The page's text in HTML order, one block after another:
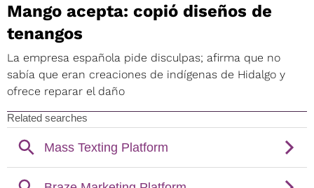
Mango acepta: copió diseños de
tenangos
La empresa española pide disculpas; afirma que no
sabía que eran creaciones de indígenas de Hidalgo y
ofrece reparar el daño